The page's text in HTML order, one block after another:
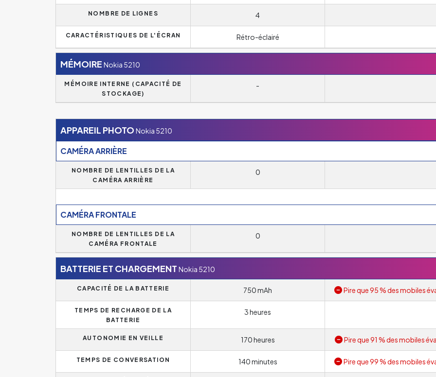
NOMBRE DE LIGNES 4
CARACTÉRISTIQUES DE L'ÉCRAN Rétro-éclairé
MÉMOIRE Nokia 5210
MÉMOIRE INTERNE (CAPACITÉ DE
STOCKAGE)
-
APPAREIL PHOTO Nokia 5210
CAMÉRA ARRIÈRE
NOMBRE DE LENTILLES DE LA
CAMÉRA ARRIÈRE
0
CAMÉRA FRONTALE
NOMBRE DE LENTILLES DE LA
CAMÉRA FRONTALE
0
BATTERIE ET CHARGEMENT Nokia 5210
CAPACITÉ DE LA BATTERIE 750 mAh Pire que 95 % des mobiles
TEMPS DE RECHARGE DE LA
BATTERIE
3 heures
AUTONOMIE EN VEILLE 170 heures Pire que 91 % des mobiles
TEMPS DE CONVERSATION 140 minutes Pire que 99 % des mobiles